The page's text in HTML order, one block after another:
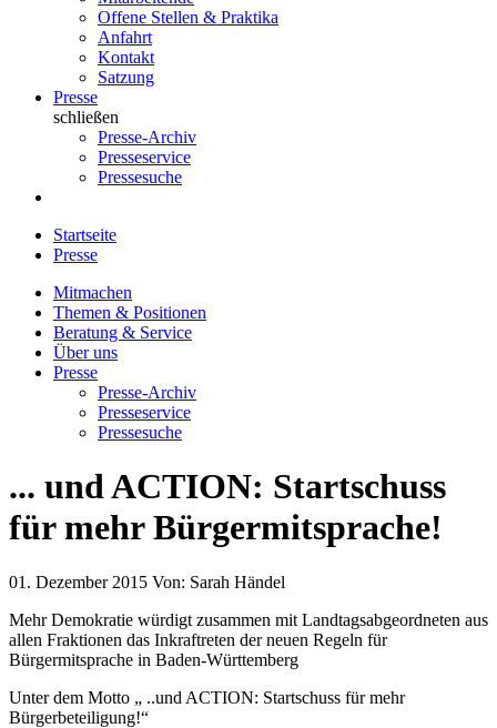
Offene Stellen & Praktika
Anfahrt
Kontakt
Satzung
Presse
schließen
Presse-Archiv
Presseservice
Pressesuche
Startseite
Presse
Mitmachen
Themen & Positionen
Beratung & Service
Über uns
Presse
Presse-Archiv
Presseservice
Pressesuche
... und ACTION: Startschuss
für mehr Bürgermitsprache!
01. Dezember 2015 Von: Sarah Händel
Mehr Demokratie würdigt zusammen mit Landtagsabgeordneten aus
allen Fraktionen das Inkraftreten der neuen Regeln für
Bürgermitsprache in Baden-Württemberg
Unter dem Motto „ ..und ACTION: Startschuss für mehr
Bürgerbeteiligung!“